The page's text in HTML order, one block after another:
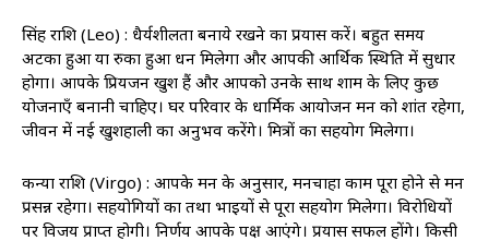
सिंह राशि (Leo) : धैर्यशीलता बनाये रखने का प्रयास करें। बहुत समय
अटका हुआ या रुका हुआ धन मिलेगा और आपकी आर्थिक स्थिति में सुधार
होगा। आपके प्रियजन खुश हैं और आपको उनके साथ शाम के लिए कुछ
योजनाएँ बनानी चाहिए। घर परिवार के धार्मिक आयोजन मन को शांत रहेगा,
जीवन में नई खुशहाली का अनुभव करेंगे। मित्रों का सहयोग मिलेगा।
कन्या राशि (Virgo) : आपके मन के अनुसार, मनचाहा काम पूरा होने से मन
प्रसन्न रहेगा। सहयोगियों का तथा भाइयों से पूरा सहयोग मिलेगा। विरोधियों
पर विजय प्राप्त होगी। निर्णय आपके पक्ष आएंगे। प्रयास सफल होंगे। किसी